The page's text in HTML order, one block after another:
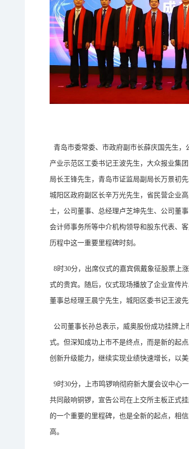
青岛市委常委、市政府副市长薛庆国先生
产业示范区工委书记王波先生，大众报业集
局长王锋先生，青岛市证监局副局长万景初
城阳区政府副区长辛万光先生，省民营企业
士，公司董事、总经理卢芝坤先生、公司董
会计师事务所等中介机构领导和股东代表、
历程中这一重要里程碑时刻。
8时30分，出席仪式的嘉宾佩戴象征股票上
式的贵宾。随后，仪式现场播放了企业宣传
董事总经理王晨宁先生，城阳区委书记王波先
公司董事长孙总表示，威奥股份成功挂牌
式。但深知成功上市不是终点，而是新的起
创新升级能力，继续实现业绩快速增长，以
9时30分，上市鸣锣响彻府新大厦会议中心
共同敲响铜锣，宣告公司在上交所主板正式
的一个重要的里程碑，也是全新的起点，相
高。